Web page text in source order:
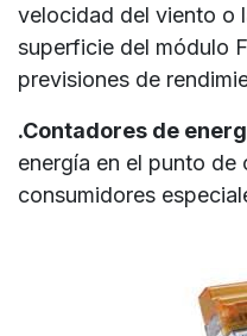
velocidad del viento o
superficie del módulo
previsiones de
.Contadores de
energía en el punto
consumidores